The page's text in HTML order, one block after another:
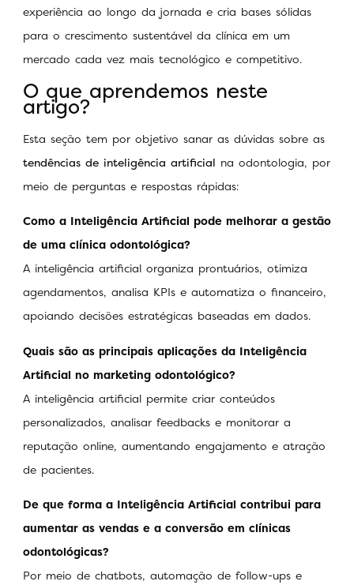
experiência ao longo da jornada e cria bases sólidas
para o crescimento sustentável da clínica em um
mercado cada vez mais tecnológico e competitivo.
O que aprendemos neste
artigo?
Esta seção tem por objetivo sanar as dúvidas sobre as
tendências de inteligência artificial na odontologia, por
meio de perguntas e respostas rápidas:
Como a Inteligência Artificial pode melhorar a gestão
de uma clínica odontológica?
A inteligência artificial organiza prontuários, otimiza
agendamentos, analisa KPIs e automatiza o financeiro,
apoiando decisões estratégicas baseadas em dados.
Quais são as principais aplicações da Inteligência
Artificial no marketing odontológico?
A inteligência artificial permite criar conteúdos
personalizados, analisar feedbacks e monitorar a
reputação online, aumentando engajamento e atração
de pacientes.
De que forma a Inteligência Artificial contribui para
aumentar as vendas e a conversão em clínicas
odontológicas?
Por meio de chatbots, automação de follow-ups e